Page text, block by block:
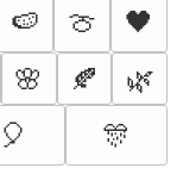
🍉 🍈
🖤
🌸 🍂
🌿
🎈 🎊